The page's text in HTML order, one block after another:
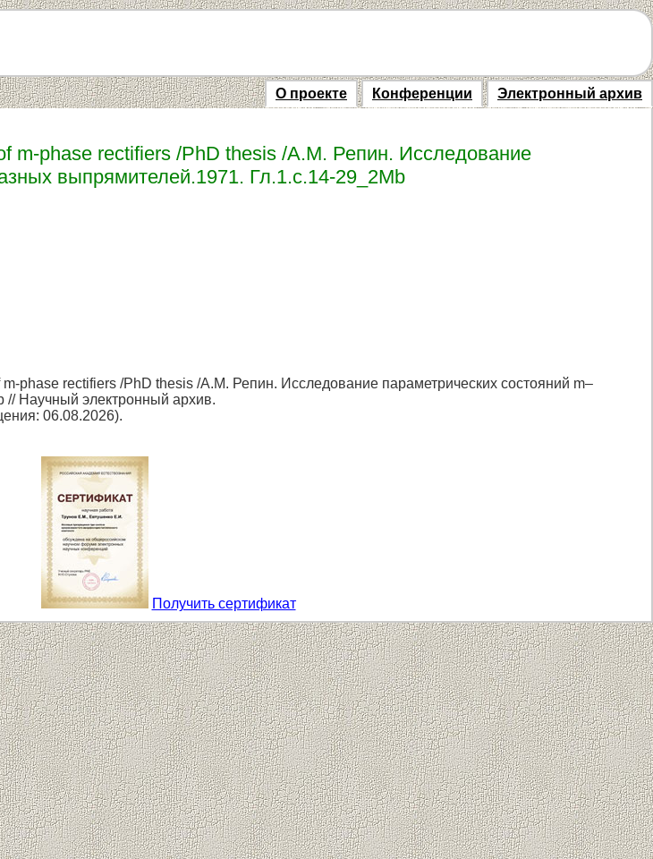
О проекте Конференции Электронный архив
m-phase rectifiers /PhD thesis /А.М. Репин. Исследование
выпрямителей.1971. Гл.1.с.14-29_2Мb
phase rectifiers /PhD thesis /А.М. Репин. Исследование параметрических состояний m–
Научный электронный архив.
06.08.2026).
Получить сертификат